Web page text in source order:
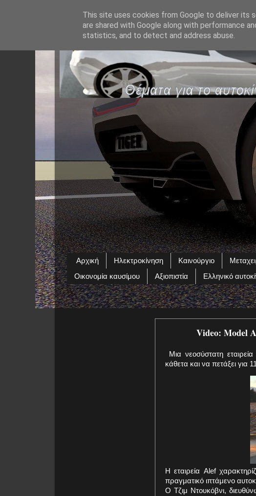
Αρχική Ηλεκτροκίνηση Καινούργιο
Οικονομία καυσίμου
Αξιοπιστία Ελληνικό
Video: Model
Μια νεοσύστατη
κάθετα και να πετάξει για
Η εταιρεία Alef
πραγματικό ιπτάμενο
Ο Τζιμ Ντουκόβνι,
This site uses cookies from Google to deliver its
are shared with Google along with performance
statistics, and to detect and address abuse.